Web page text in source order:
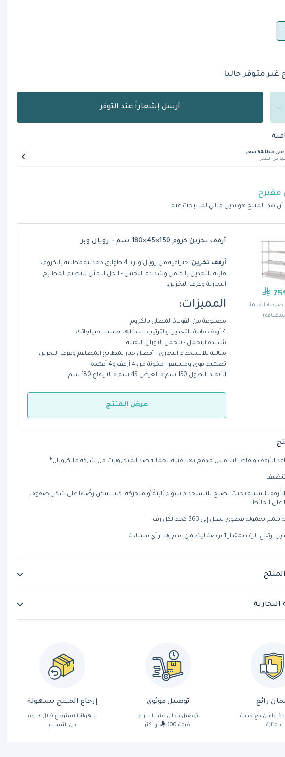
غير متوفر حاليا
أرسل إشعاراً عند التوفر
مطابقة سعر
مقترح
أن هذا المنتج هو بديل مثالي لما تبحث عنه
القيمة
أرفف تخزين كروم 150×45×180 سم - رويال وير
أرفف تخزين
احترافية من رويال وير بـ 4 طوابق معدنية مطلية بالكروم،
قابلة للتعديل بالكامل وشديدة التحمل - الحل الأمثل لتنظيم المطابخ
التجارية وغرف التخزين.
المميزات:
مصنوعة من الفولاذ المطلي بالكروم
4 أرفف قابلة للتعديل والترتيب - شكّلها حسب احتياجاتك
شديدة التحمل - تتحمل الأوزان الثقيلة
مثالية للاستخدام التجاري - أفضل خيار لمطابخ المطاعم وغرف التخزين
تصميم قوي ومستقر - مكونة من 4 أرفف و4 أعمدة
الأبعاد: الطول 150 سم × العرض 45 سم × الارتفاع 180 سم
عرض المنتج
الأرفف ونقاط التلامس مُدمج بها تقنية الحماية ضد الميكروبات من شركة مايكروبان®
المتينة بحيث تصلح للاستخدام سواء ثابتةً أو متحركة، كما يمكن رصُّها على شكل صفوف
على الحائط
بحمولة قصوى تصل إلى 363 كجم لكل رف
بمقدار 1 بوصة ليضمن عدم إهدار أي مساحة
التجارية
رائع
عامين مع خدمة
ممتازة
توصيل موثوق
توصيل مجاني عند الشراء
بقيمة 500
أو أكثر
إرجاع المنتج بسهولة
سهولة الاسترجاع خلال ١٤ يوم
من التسليم